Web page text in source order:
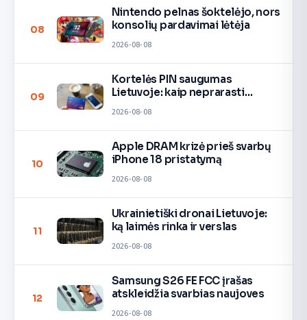
08
Nintendo pelnas šoktelėjo, nors
konsolių pardavimai lėtėja
2026-08-08
09
Kortelės PIN saugumas
Lietuvoje: kaip neprarasti
2026-08-08
10
Apple DRAM krizė prieš svarbų
iPhone 18 pristatymą
2026-08-08
11
Ukrainietiški dronai Lietuvoje:
ką laimės rinka ir verslas
2026-08-08
12
Samsung S26 FE FCC įrašas
atskleidžia svarbias naujoves
2026-08-08